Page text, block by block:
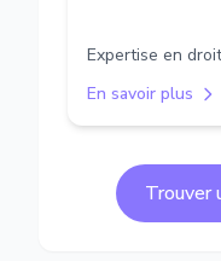
Expertise en
En savoir plus
Trouver